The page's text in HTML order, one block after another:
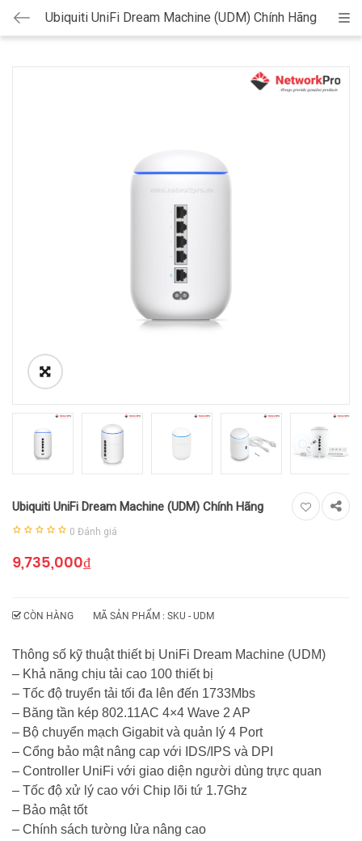
Ubiquiti UniFi Dream Machine (UDM) Chính Hãng
Ubiquiti UniFi Dream Machine (UDM) Chính Hãng
0 Đánh giá
9,735,000₫
CÒN HÀNG MÃ SẢN PHẨM : SKU - UDM
Thông số kỹ thuật thiết bị UniFi Dream Machine (UDM)
– Khả năng chịu tải cao 100 thiết bị
– Tốc độ truyển tải tối đa lên đến 1733Mbs
– Băng tần kép 802.11AC 4×4 Wave 2 AP
– Bộ chuyển mạch Gigabit và quản lý 4 Port
– Cổng bảo mật nâng cap với IDS/IPS và DPI
– Controller UniFi với giao diện người dùng trực quan
– Tốc độ xử lý cao với Chip lõi tứ 1.7Ghz
– Bảo mật tốt
– Chính sách tường lửa nâng cao